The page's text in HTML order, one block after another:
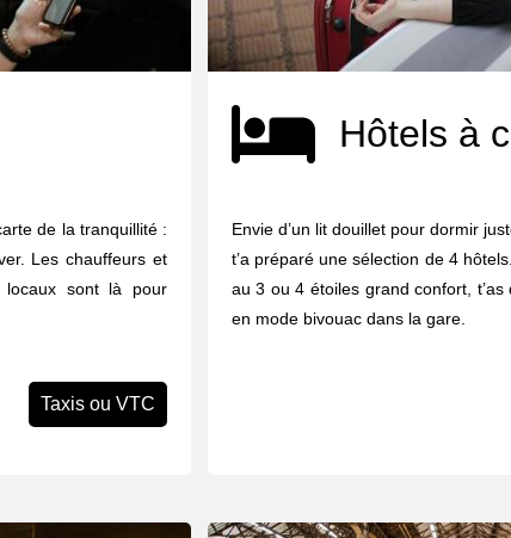
de la tranquillité :
Les chauffeurs et
locaux sont là pour
Taxis ou VTC
Hôtels à
Envie d’un lit douillet pour dormir
t’a préparé une sélection de 4
au 3 ou 4 étoiles grand confort,
en mode bivouac dans la gare.